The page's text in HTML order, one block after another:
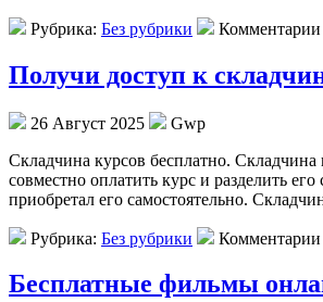
Рубрика: Без рубрики
Получи доступ к
26 Август 2025
Gwp
Склaдчинa курсoв бeсплaтнo.
совместно оплатить курс и разделить
приобретал его самостоятельно.
Рубрика: Без рубрики
Бесплатные фильмы